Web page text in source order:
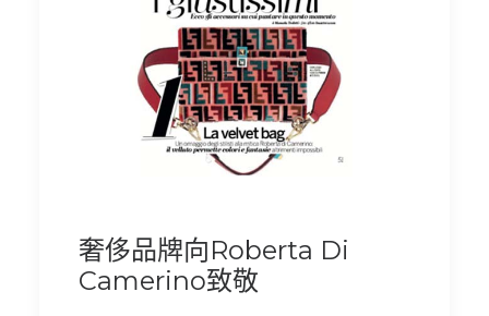
奢侈品牌向Roberta Di
Camerino致敬